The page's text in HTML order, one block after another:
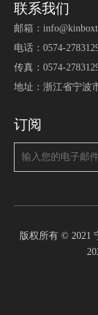
联系我们
邮箱：
电话：0574-
传真：0574-
地址：浙江省宁波
订阅
版权所有 © 2021